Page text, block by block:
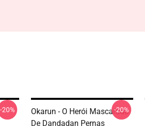
-20%
Okarun - O Herói Mascarado
De Dandadan Pernas
-20%